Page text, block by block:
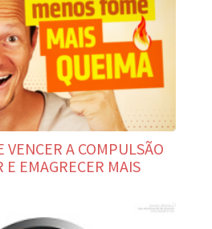
VENCER A COMPULSÃO
EMAGRECER MAIS